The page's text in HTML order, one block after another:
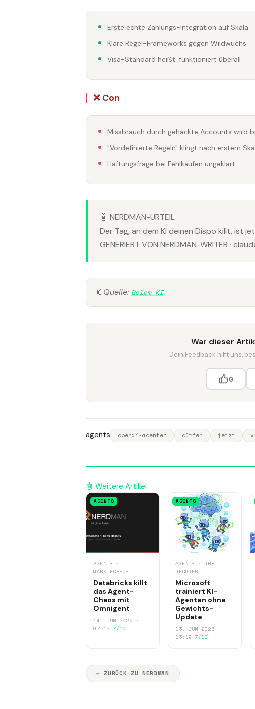
Erste echte Zahlungs-Integration auf Skala
Klare Regel-Frameworks gegen Wildwuchs
Visa-Standard heißt: funktioniert überall
❌ Con
Missbrauch durch gehackte Accounts wird
"Vordefinierte Regeln" klingt nach erstem
Haftungsfrage bei Fehlkäufen ungeklärt
🤖 NERDMAN-URTEIL
Der Tag, an dem KI deinen Dispo killt, ist
GENERIERT VON NERDMAN-WRITER ·
📎 Quelle: Golem KI
War dieser
Dein Feedback hilft uns,
0
agents openai-agenten dürfen jetzt
🤖 Weitere Artikel
AGENTS
AGENTS ·
MARKTECHPOST
Databricks killt
das Agent-
Chaos mit
Omnigent
14. JUN 2026 ·
07:19 7/10
AGENTS
AGENTS · THE
DECODER
Microsoft
trainiert KI-
Agenten ohne
Gewichts-
Update
13. JUN 2026 ·
13:19 7/10
← ZURÜCK ZU NERDMAN